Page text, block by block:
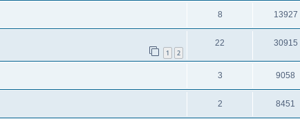
8 13927
1 2
22 30915
3 9058
2 8451